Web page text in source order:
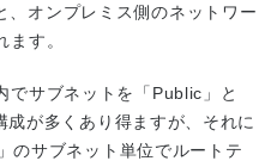
、オンプレミス側のネットワー
す。
でサブネットを「Public」と
成が多くあり得ますが、それに
のサブネット単位でルートテ